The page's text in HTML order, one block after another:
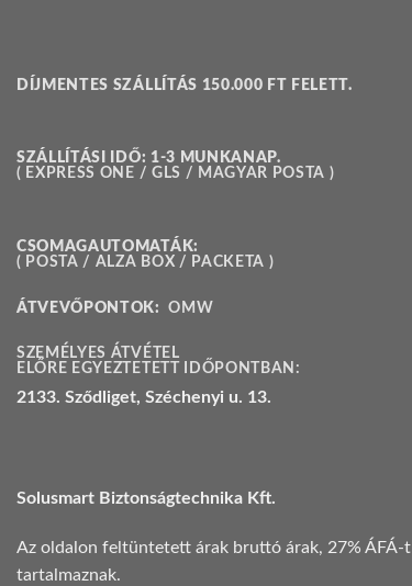
DÍJMENTES SZÁLLÍTÁS 150.000 FT FELETT.
SZÁLLÍTÁSI IDŐ: 1-3 MUNKANAP.
( EXPRESS ONE / GLS / MAGYAR POSTA )
CSOMAGAUTOMATÁK:
( POSTA / ALZA BOX / PACKETA )
ÁTVEVŐPONTOK:OMW
SZEMÉLYES ÁTVÉTEL
ELŐRE EGYEZTETETT IDŐPONTBAN:
2133. Sződliget, Széchenyi u. 13.
Solusmart Biztonságtechnika Kft.
Az oldalon feltüntetett árak bruttó árak, 27% ÁFÁ-t
tartalmaznak.